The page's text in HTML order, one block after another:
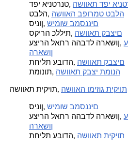
דפי אינטרנט, דפי אינטרנט
טבלה, השוואה בפורמט טבלה
סינון, שימוש במסננים
סקירה כללית, השוואת קבצים
עצירה לאחר ההבדל הראשון,
הראשון
תחילת עבודה, השוואת קבצים
תמונות, השוואת קבצי תמונה
השוואת תיקיות, השוואה ומיזוג תיקיות
סינון, שימוש במסננים
עצירה לאחר ההבדל הראשון,
הראשון
תחילת עבודה, השוואת תיקיות